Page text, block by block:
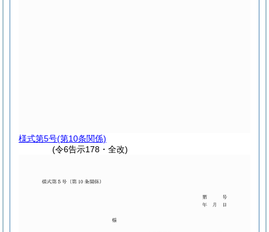
様式第5号(第10条関係)
(令6告示178・全改)